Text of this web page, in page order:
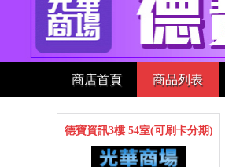
商店首頁 商品列表
德寶資訊3樓 54室(可刷卡分期)